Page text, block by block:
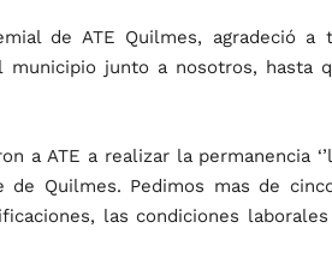
de ATE Quilmes, agradeció a
municipio junto a nosotros, hasta
a ATE a realizar la permanencia
Quilmes. Pedimos mas de
las condiciones